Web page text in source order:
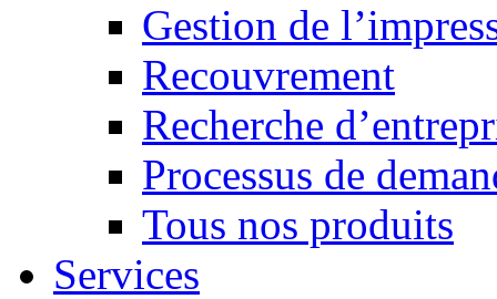
Gestion de
Recouvrement
Recherche
Processus de
Tous nos produits
Services